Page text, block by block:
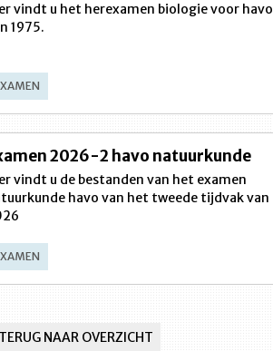
vindt u het herexamen biologie voor havo
1975.
2026-2 havo natuurkunde
vindt u de bestanden van het examen
havo van het tweede tijdvak van
TERUG NAAR OVERZICHT